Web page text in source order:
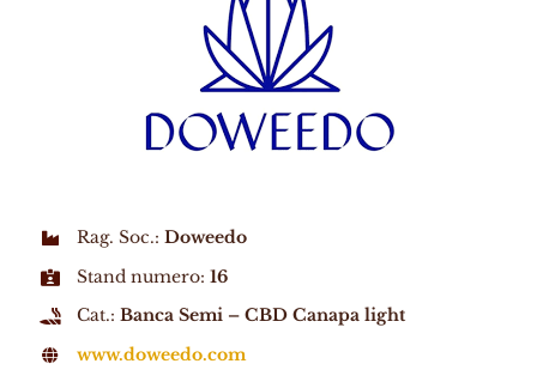
Rag. Soc.: Doweedo
Stand numero: 16
Cat.: Banca Semi – CBD Canapa light
www.doweedo.com